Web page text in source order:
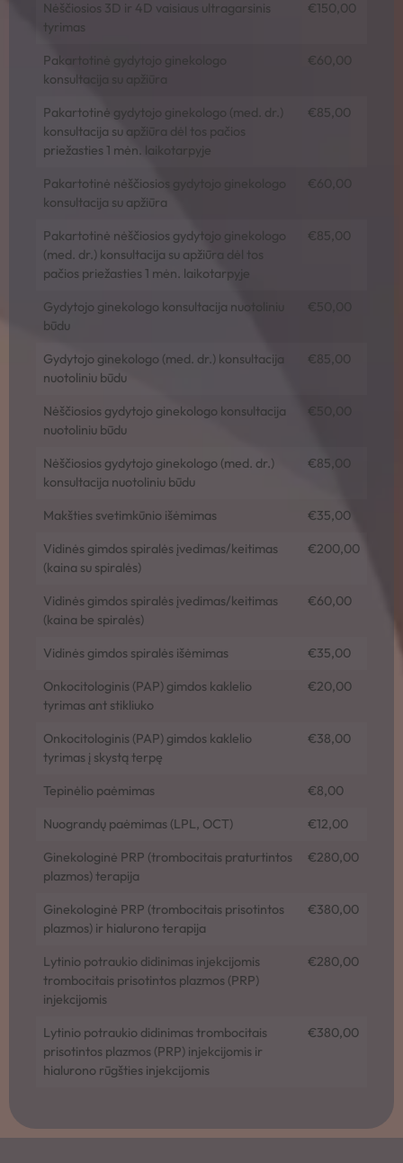
Nėščiosios 3D ir 4D vaisiaus ultragarsinis
tyrimas
€150,00
Pakartotinė gydytojo ginekologo
konsultacija su apžiūra
€60,00
Pakartotinė gydytojo ginekologo (med. dr.)
konsultacija su apžiūra dėl tos pačios
priežasties 1 mėn. laikotarpyje
€85,00
Pakartotinė nėščiosios gydytojo ginekologo
konsultacija su apžiūra
€60,00
Pakartotinė nėščiosios gydytojo ginekologo
(med. dr.) konsultacija su apžiūra dėl tos
pačios priežasties 1 mėn. laikotarpyje
€85,00
Gydytojo ginekologo konsultacija nuotoliniu
būdu
Gydytojo ginekologo (med. dr.) konsultacija
nuotoliniu būdu
€85,00
Nėščiosios gydytojo ginekologo konsultacija
nuotoliniu būdu
Nėščiosios gydytojo ginekologo (med. dr.)
konsultacija nuotoliniu būdu
€85,00
Makšties svetimkūnio išėmimas €35,00
Vidinės gimdos spiralės įvedimas/keitimas
(kaina su spiralės)
€200,00
Vidinės gimdos spiralės įvedimas/keitimas
(kaina be spiralės)
€60,00
Vidinės gimdos spiralės išėmimas €35,00
Onkocitologinis (PAP) gimdos kaklelio
tyrimas ant stikliuko
€20,00
Onkocitologinis (PAP) gimdos kaklelio
tyrimas į skystą terpę
€38,00
Tepinėlio paėmimas €8,00
Nuograndų paėmimas (LPL, OCT) €12,00
Ginekologinė PRP (trombocitais praturtintos
plazmos) terapija
€280,00
Ginekologinė PRP (trombocitais prisotintos
plazmos) ir hialurono terapija
€380,00
Lytinio potraukio didinimas injekcijomis
trombocitais prisotintos plazmos (PRP)
injekcijomis
€280,00
Lytinio potraukio didinimas trombocitais
prisotintos plazmos (PRP) injekcijomis ir
hialurono rūgšties injekcijomis
€380,00